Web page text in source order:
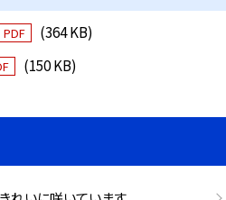
PDF
(364 KB)
(150 KB)